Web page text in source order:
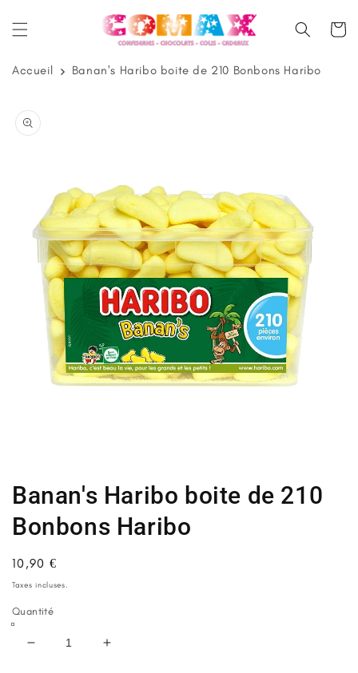
au
Panier
Accueil Banan's Haribo boite de 210 Bonbons Haribo
informations
produits
dans
une
fenêtre
modale
Banan's Haribo boite de 210
Bonbons Haribo
Prix
habituel
10,90 €
Taxes incluses.
Quantité
Réduire
Augmenter